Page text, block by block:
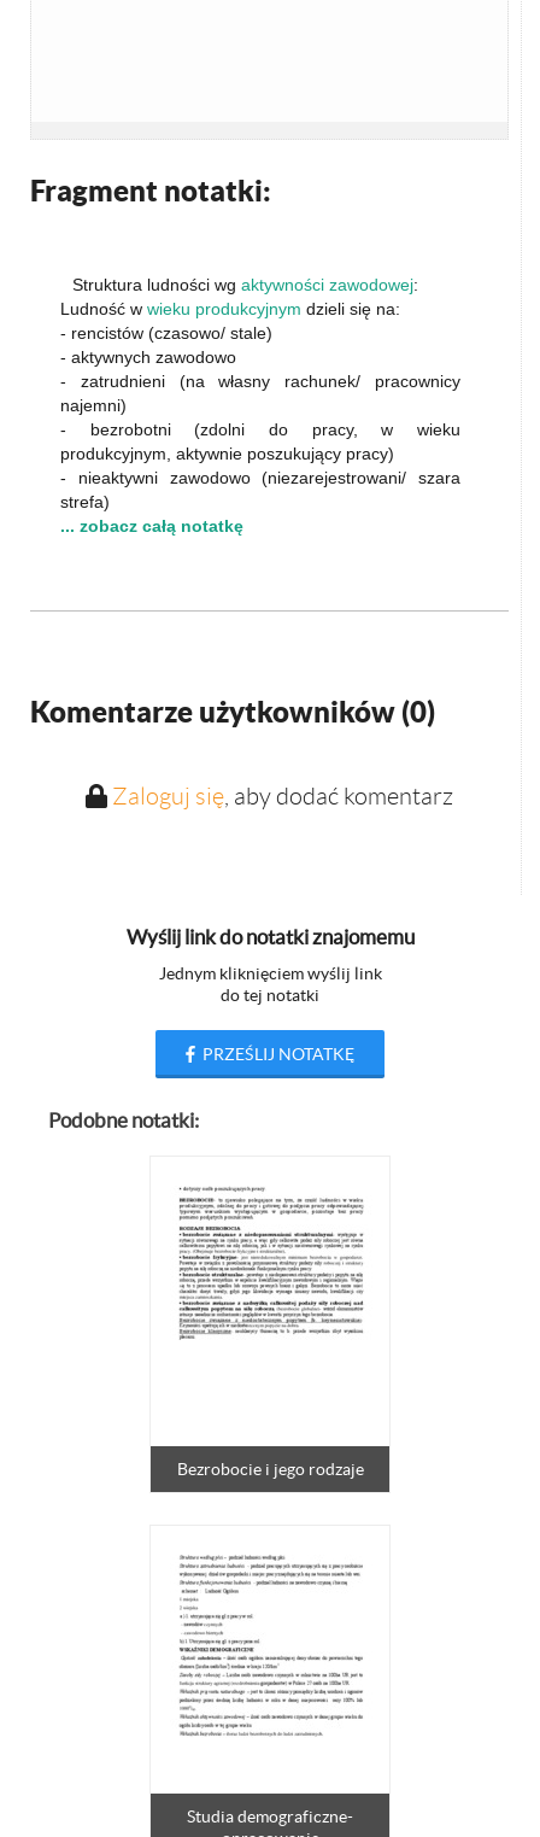
Fragment notatki:
Struktura ludności wg aktywności zawodowej:
Ludność w wieku produkcyjnym dzieli się na:
- rencistów (czasowo/ stale)
- aktywnych zawodowo
- zatrudnieni (na własny rachunek/ pracownicy
najemni)
- bezrobotni (zdolni do pracy, w wieku
produkcyjnym, aktywnie poszukujący pracy)
- nieaktywni zawodowo (niezarejestrowani/ szara
strefa)
... zobacz całą notatkę
Komentarze użytkowników (0)
Zaloguj się, aby dodać komentarz
Wyślij link do notatki znajomemu
Jednym kliknięciem wyślij link
do tej notatki
PRZEŚLIJ NOTATKĘ
Podobne notatki:
Bezrobocie i jego rodzaje
Studia demograficzne-